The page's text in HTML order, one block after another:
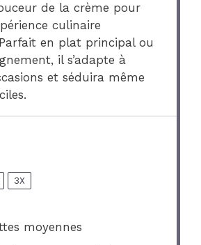
de la crème pour
culinaire
en plat principal ou
il s’adapte à
et séduira même
3X
moyennes